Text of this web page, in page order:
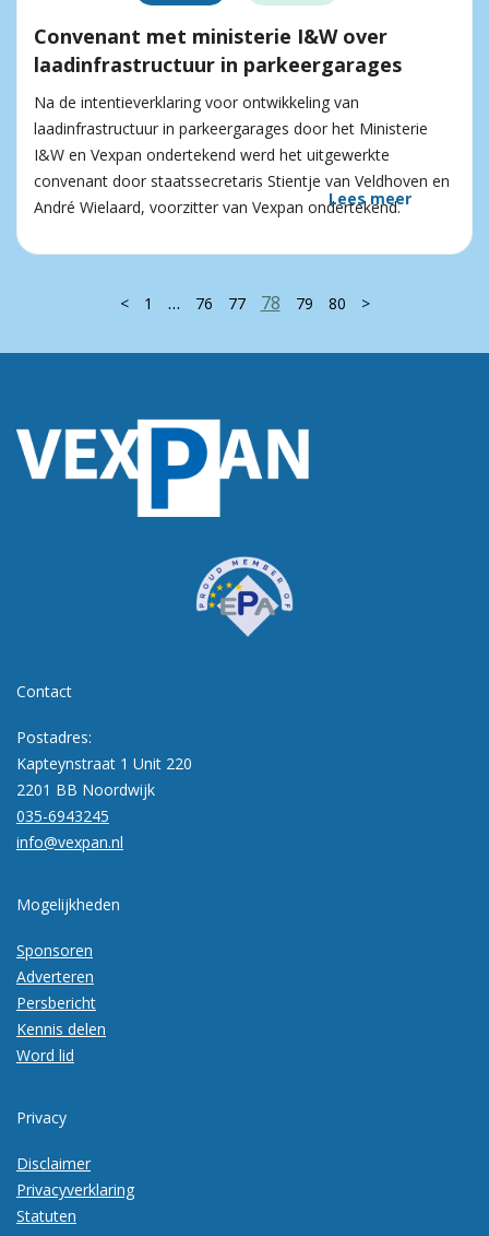
Convenant met ministerie I&W over
laadinfrastructuur in parkeergarages
Na de intentieverklaring voor ontwikkeling van
laadinfrastructuur in parkeergarages door het Ministerie
I&W en Vexpan ondertekend werd het uitgewerkte
convenant door staatssecretaris Stientje van Veldhoven en
André Wielaard, voorzitter van Vexpan ondertekend.
Lees meer
< 1 … 76 77 78 79 80 >
Contact
Postadres:
Kapteynstraat 1 Unit 220
2201 BB Noordwijk
035-6943245
info@vexpan.nl
Mogelijkheden
Sponsoren
Adverteren
Persbericht
Kennis delen
Word lid
Privacy
Disclaimer
Privacyverklaring
Statuten